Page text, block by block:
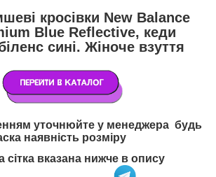
кросівки New Balance
Blue Reflective, кеди
сині. Жіноче взуття
уточнюйте у менеджера будь
наявність розміру
сітка вказана нижче в опису